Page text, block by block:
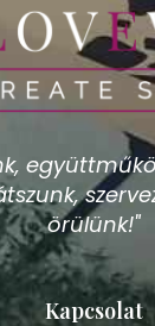
örülünk!"
Kapcsolat